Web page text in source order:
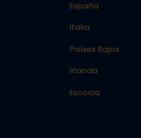
España
Italia
Países Bajos
Irlanda
Escocia